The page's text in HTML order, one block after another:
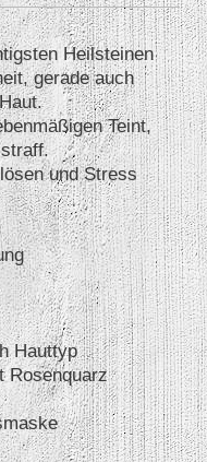
Heilsteinen
gerade auch
Teint,
straff.
und Stress
Hauttyp
Rosenquarz